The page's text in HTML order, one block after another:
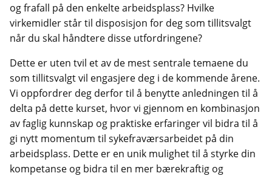
og frafall på den enkelte arbeidsplass? Hvilke
virkemidler står til disposisjon for deg som tillitsvalgt
når du skal håndtere disse utfordringene?
Dette er uten tvil et av de mest sentrale temaene du
som tillitsvalgt vil engasjere deg i de kommende årene.
Vi oppfordrer deg derfor til å benytte anledningen til å
delta på dette kurset, hvor vi gjennom en kombinasjon
av faglig kunnskap og praktiske erfaringer vil bidra til å
gi nytt momentum til sykefraværsarbeidet på din
arbeidsplass. Dette er en unik mulighet til å styrke din
kompetanse og bidra til en mer bærekraftig og